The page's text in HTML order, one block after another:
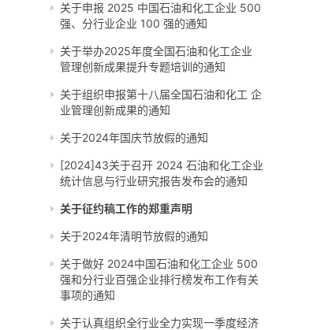
关于申报 2025 中国石油和化工企业 500
强、分行业企业 100 强的通知
关于举办2025年度全国石油和化工企业
管理创新成果提升专题培训的通知
关于组织申报第十八届全国石油和化工 企
业管理创新成果的通知
关于2024年国庆节放假的通知
[2024]43关于召开 2024 石油和化工企业
统计信息与行业研究报告发布会的通知
关于征约稿工作的郑重声明
关于2024年清明节放假的通知
关于做好 2024中国石油和化工企业 500
强和分行业百强企业排行榜发布工作有关
事项的通知
关于认真组织全行业全力实现一季度经济